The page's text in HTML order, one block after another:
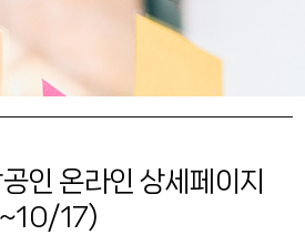
인 온라인 상세페이지
17)